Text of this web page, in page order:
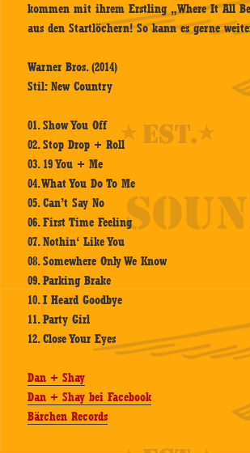
kommen mit ihrem Erstling „Where It All
aus den Startlöchern! So kann es gerne
Warner Bros. (2014)
Stil: New Country
01. Show You Off
02. Stop Drop + Roll
03. 19 You + Me
04. What You Do To Me
05. Can’t Say No
06. First Time Feeling
07. Nothin‘ Like You
08. Somewhere Only We Know
09. Parking Brake
10. I Heard Goodbye
11. Party Girl
12. Close Your Eyes
Dan + Shay
Dan + Shay bei Facebook
Bärchen Records